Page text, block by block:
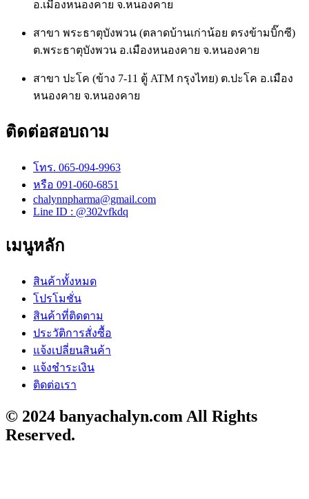
อ.เมืองหนองคาย จ.หนองคาย
สาขา พระธาตุบังพวน (ตลาดบ้านเก่าน้อย ตรงข้ามบิ๊กซี)
ต.พระธาตุบังพวน อ.เมืองหนองคาย จ.หนองคาย
สาขา ปะโค (ข้าง 7-11 ตู้ ATM กรุงไทย) ต.ปะโค อ.เมือง
หนองคาย จ.หนองคาย
ติดต่อสอบถาม
โทร. 065-094-9963
หรือ 091-060-6851
chalynnpharma@gmail.com
Line ID : @302vfkdq
เมนูหลัก
สินค้าทั้งหมด
โปรโมชั่น
สินค้าที่ติดตาม
ประวัติการสั่งซื้อ
แจ้งเปลี่ยนสินค้า
แจ้งชำระเงิน
ติดต่อเรา
© 2024 banyachalyn.com All Rights
Reserved.